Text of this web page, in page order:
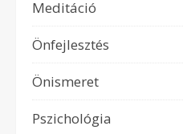
Meditáció
Önfejlesztés
Önismeret
Pszichológia